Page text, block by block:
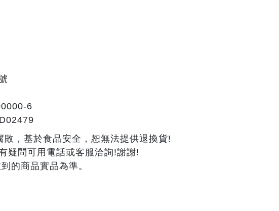
6
，基於食品安全，恕無法提供退換貨!
疑問可用電話或客服洽詢!謝謝!
的商品實品為準。